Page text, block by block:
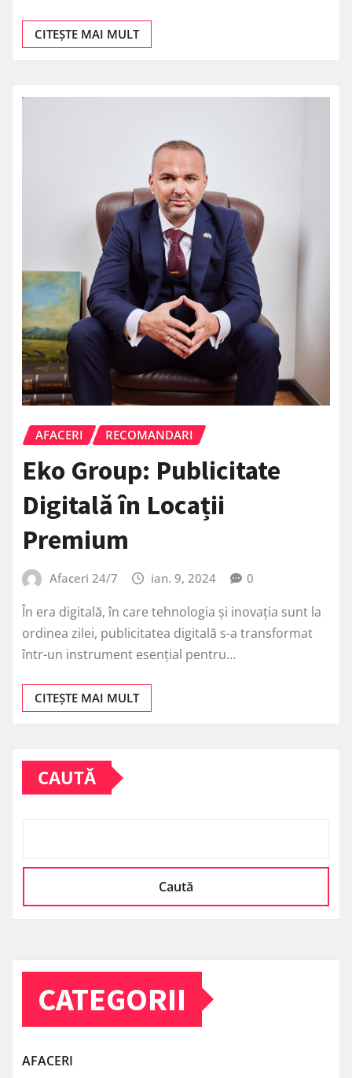
CITEȘTE MAI MULT
AFACERI RECOMANDARI
Eko Group: Publicitate
Digitală în Locații
Premium
Afaceri 24/7 ian. 9, 2024 0
În era digitală, în care tehnologia și inovația sunt la
ordinea zilei, publicitatea digitală s-a transformat
într-un instrument esențial pentru…
CITEȘTE MAI MULT
CAUTĂ
Caută
CATEGORII
AFACERI